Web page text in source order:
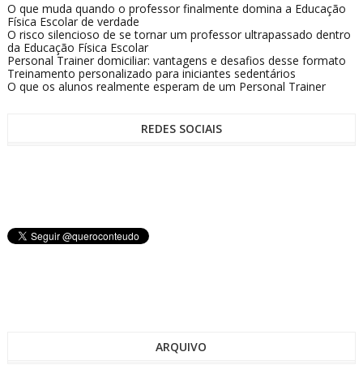
O que muda quando o professor finalmente domina a Educação
Física Escolar de verdade
O risco silencioso de se tornar um professor ultrapassado dentro
da Educação Física Escolar
Personal Trainer domiciliar: vantagens e desafios desse formato
Treinamento personalizado para iniciantes sedentários
O que os alunos realmente esperam de um Personal Trainer
REDES SOCIAIS
ARQUIVO